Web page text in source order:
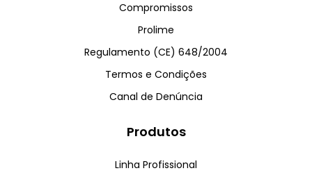
Compromissos
Prolime
Regulamento (CE) 648/2004
Termos e Condições
Canal de Denúncia
Produtos
Linha Profissional